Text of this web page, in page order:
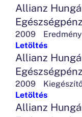
Allianz
2009
Letöltés
Allianz
2009
Letöltés
Allianz